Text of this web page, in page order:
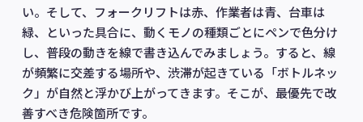
い。そして、フォークリフトは赤、作業者は青、台車は
緑、といった具合に、動くモノの種類ごとにペンで色分け
し、普段の動きを線で書き込んでみましょう。すると、線
が頻繁に交差する場所や、渋滞が起きている「ボトルネッ
ク」が自然と浮かび上がってきます。そこが、最優先で改
善すべき危険箇所です。